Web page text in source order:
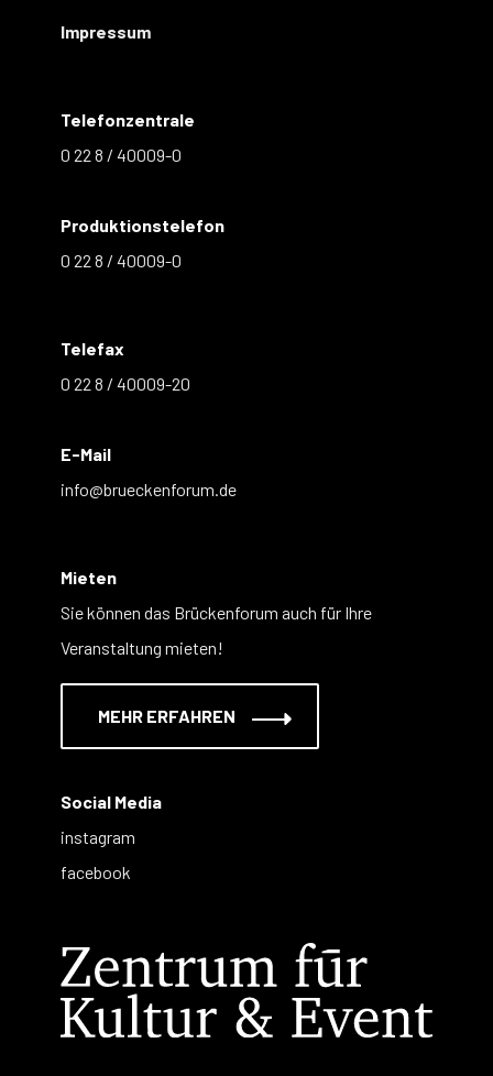
Impressum
Telefonzentrale
0 22 8 / 40009-0
Produktionstelefon
0 22 8 / 40009-0
Telefax
0 22 8 / 40009-20
E-Mail
info@brueckenforum.de
Mieten
Sie können das Brückenforum auch für Ihre
Veranstaltung mieten!
MEHR ERFAHREN
Social Media
instagram
facebook